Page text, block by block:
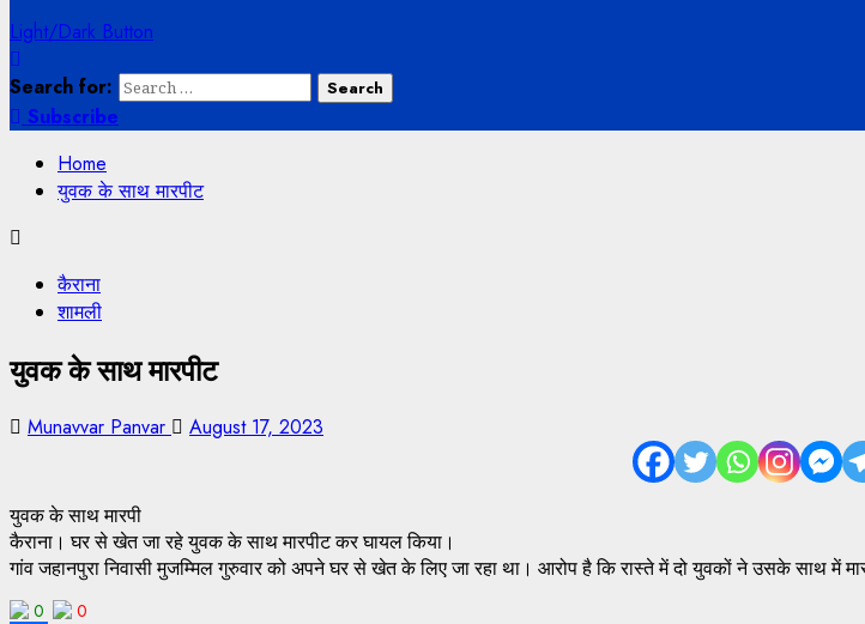
Light/Dark Button
Search for:
Subscribe
Home
युवक के साथ मारपीट
कैराना
शामली
युवक के साथ मारपीट
Munavvar Panvar August 17, 2023
युवक के साथ मारपी
कैराना। घर से खेत जा रहे युवक के साथ मारपीट कर घायल किया।
गांव जहानपुरा निवासी मुजम्मिल गुरुवार को अपने घर से खेत के लिए जा रहा था। आरोप है कि रास्ते में दो युवकों ने उसके साथ
0 0